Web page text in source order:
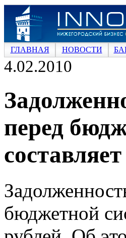
ГЛАВНАЯ НОВОСТИ
4.02.2010
перед
бюджетной